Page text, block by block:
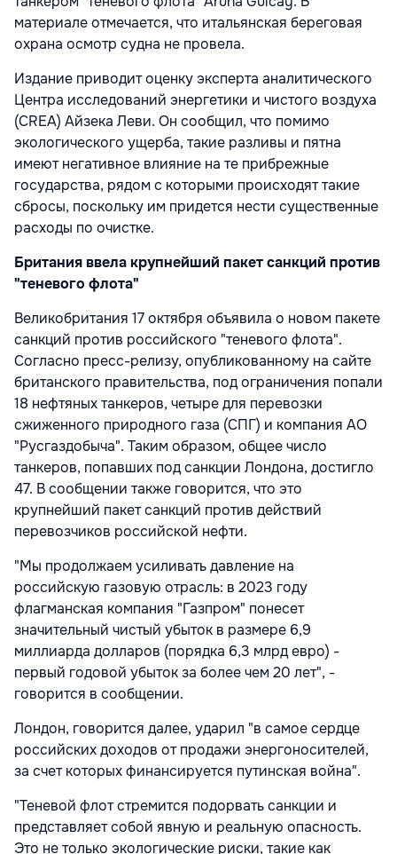
материале отмечается, что итальянская береговая
охрана осмотр судна не провела.
Издание приводит оценку эксперта аналитического
Центра исследований энергетики и чистого воздуха
(CREA) Айзека Леви. Он сообщил, что помимо
экологического ущерба, такие разливы и пятна
имеют негативное влияние на те прибрежные
государства, рядом с которыми происходят такие
сбросы, поскольку им придется нести существенные
расходы по очистке.
Британия ввела крупнейший пакет санкций против
"теневого флота"
Великобритания 17 октября объявила о новом пакете
санкций против российского "теневого флота".
Согласно пресс-релизу, опубликованному на сайте
британского правительства, под ограничения попали
18 нефтяных танкеров, четыре для перевозки
сжиженного природного газа (СПГ) и компания АО
"Русгаздобыча". Таким образом, общее число
танкеров, попавших под санкции Лондона, достигло
47. В сообщении также говорится, что это
крупнейший пакет санкций против действий
перевозчиков российской нефти.
"Мы продолжаем усиливать давление на
российскую газовую отрасль: в 2023 году
флагманская компания "Газпром" понесет
значительный чистый убыток в размере 6,9
миллиарда долларов (порядка 6,3 млрд евро) -
первый годовой убыток за более чем 20 лет", -
говорится в сообщении.
Лондон, говорится далее, ударил "в самое сердце
российских доходов от продажи энергоносителей,
за счет которых финансируется путинская война".
"Теневой флот стремится подорвать санкции и
представляет собой явную и реальную опасность.
Это не только экологические риски, такие как